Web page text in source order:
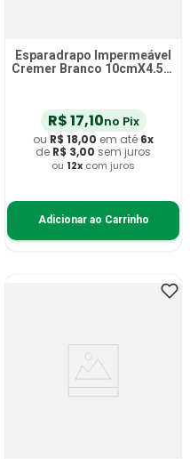
Esparadrapo Impermeável
Cremer Branco 10cmX4.5m
R$17,10no Pix
ou R$ 18,00 em até 6x
de R$ 3,00 sem juros
ou 12x com juros
Adicionar ao Carrinho